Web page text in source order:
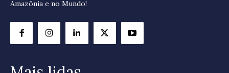
Amazônia e no Mundo!